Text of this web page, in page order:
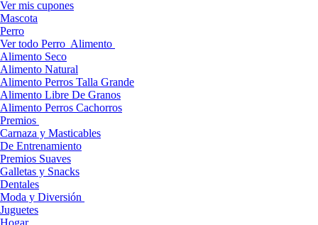
Ver mis cupones
Mascota
Perro
Ver todo Perro Alimento
Alimento Seco
Alimento Natural
Alimento Perros Talla Grande
Alimento Libre De Granos
Alimento Perros Cachorros
Premios
Carnaza y Masticables
De Entrenamiento
Premios Suaves
Galletas y Snacks
Dentales
Moda y Diversión
Juguetes
Hogar